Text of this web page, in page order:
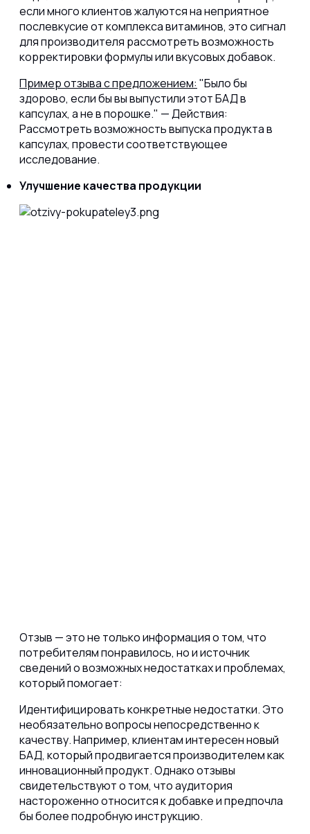
если много клиентов жалуются на неприятное
послевкусие от комплекса витаминов, это сигнал
для производителя рассмотреть возможность
корректировки формулы или вкусовых добавок.
Пример отзыва с предложением: "Было бы
здорово, если бы вы выпустили этот БАД в
капсулах, а не в порошке." — Действия:
Рассмотреть возможность выпуска продукта в
капсулах, провести соответствующее
исследование.
Улучшение качества продукции
Отзыв — это не только информация о том, что
потребителям понравилось, но и источник
сведений о возможных недостатках и проблемах,
который помогает:
Идентифицировать конкретные недостатки. Это
необязательно вопросы непосредственно к
качеству. Например, клиентам интересен новый
БАД, который продвигается производителем как
инновационный продукт. Однако отзывы
свидетельствуют о том, что аудитория
настороженно относится к добавке и предпочла
бы более подробную инструкцию.